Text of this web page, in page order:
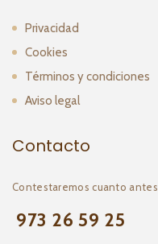
Privacidad
Cookies
Términos y condiciones
Aviso legal
Contacto
Contestaremos cuanto antes
973 26 59 25